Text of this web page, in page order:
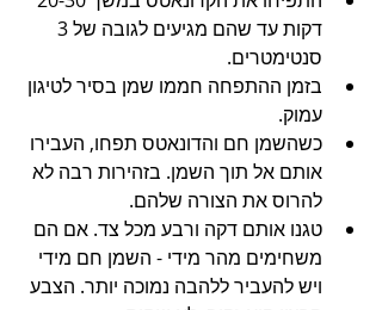
סנטימטרים.
בזמן ההתפחה חממו שמן בסיר לטיגון
עמוק.
כשהשמן חם והדונאטס תפחו, העבירו
אותם אל תוך השמן. בזהירות רבה לא
להרוס את הצורה שלהם.
טגנו אותם דקה ורבע מכל צד. אם הם
משחימים מהר מידי - השמן חם מידי
ויש להעביר ללהבה נמוכה יותר. הצבע